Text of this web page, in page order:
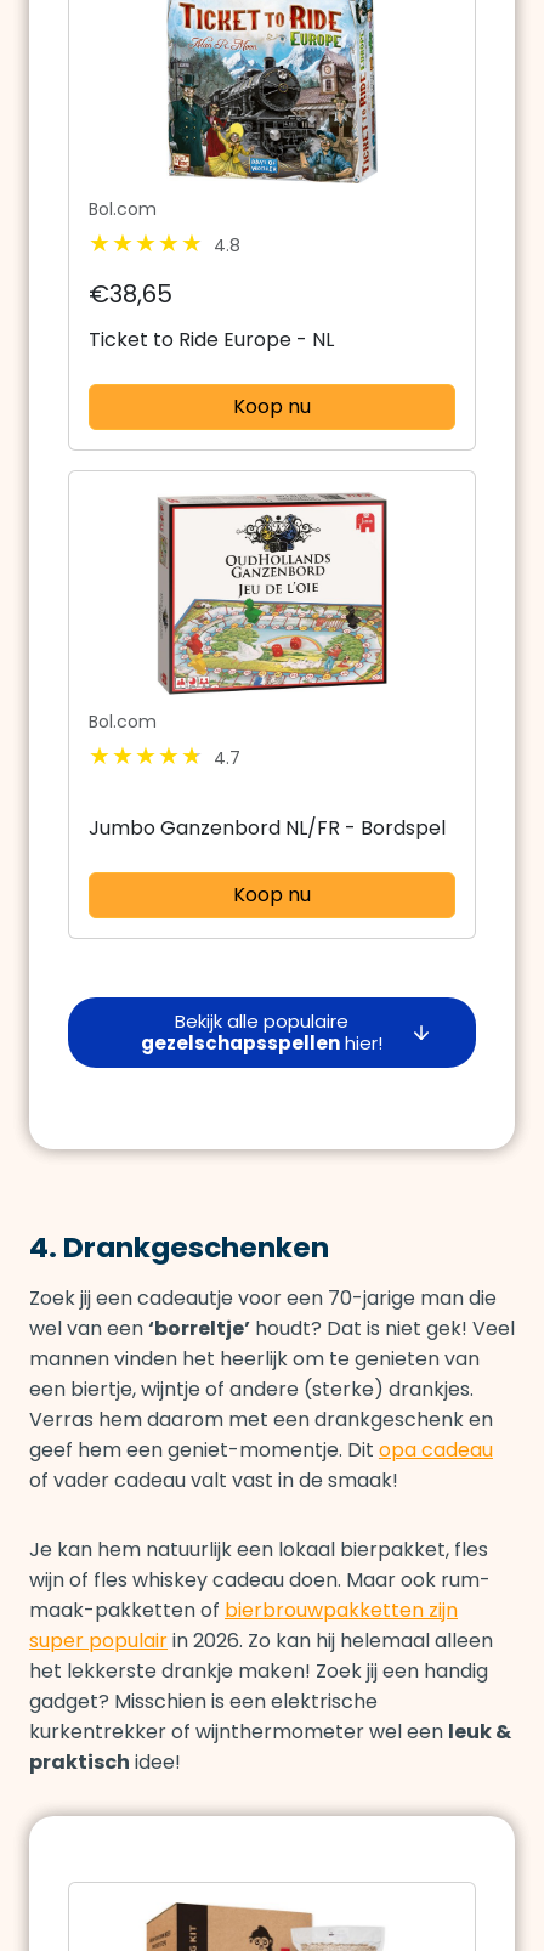
Bol.com
4.8
€38,65
Ticket to Ride Europe - NL
Koop nu
Bol.com
4.7
Jumbo Ganzenbord NL/FR - Bordspel
Koop nu
Bekijk alle populaire
gezelschapsspellenhier!
4. Drankgeschenken
Zoek jij een cadeautje voor een 70-jarige man die
wel van een‘borreltje’ houdt? Dat is niet gek! Veel
mannen vinden het heerlijk om te genieten van
een biertje, wijntje of andere (sterke) drankjes.
Verras hem daarom met een drankgeschenk en
geef hem een geniet-momentje. Dit opa cadeau
of vader cadeau valt vast in de smaak!
Je kan hem natuurlijk een lokaal bierpakket, fles
wijn of fles whiskey cadeau doen. Maar ook rum-
maak-pakketten of bierbrouwpakketten zijn
super populairin 2026. Zo kan hij helemaal alleen
het lekkerste drankje maken! Zoek jij een handig
gadget? Misschien is een elektrische
kurkentrekker of wijnthermometer wel een leuk &
praktisch idee!